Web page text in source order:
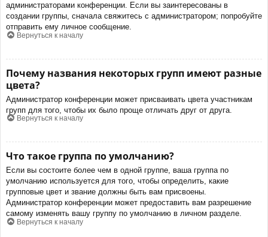
администраторами конференции. Если вы заинтересованы в
создании группы, сначала свяжитесь с администратором; попробуйте
отправить ему личное сообщение.
Вернуться к началу
Почему названия некоторых групп имеют разные
цвета?
Администратор конференции может присваивать цвета участникам
групп для того, чтобы их было проще отличать друг от друга.
Вернуться к началу
Что такое группа по умолчанию?
Если вы состоите более чем в одной группе, ваша группа по
умолчанию используется для того, чтобы определить, какие
групповые цвет и звание должны быть вам присвоены.
Администратор конференции может предоставить вам разрешение
самому изменять вашу группу по умолчанию в личном разделе.
Вернуться к началу